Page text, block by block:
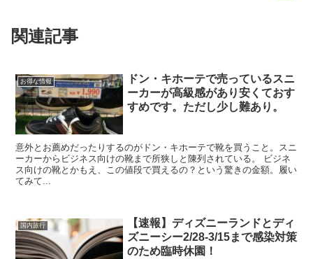
関連記事
お得な情報
ドン・キホーテで売っているスニ
ーカーが高級感があり安くておす
すめです。ただし少し難あり。
意外とお薦めだったりするのがドン・キホーテで靴を買うこと。スニ
ーカーからビジネス向けの靴まで所狭しと陳列されている。 ビジネ
ス向けの靴とかもえ、この値段で買えるの？という驚きの金額。履い
てみて...
国内旅行
【速報】ディズニーランドとディ
ズニーシー2/28-3/15まで感染対策
のため臨時休園！